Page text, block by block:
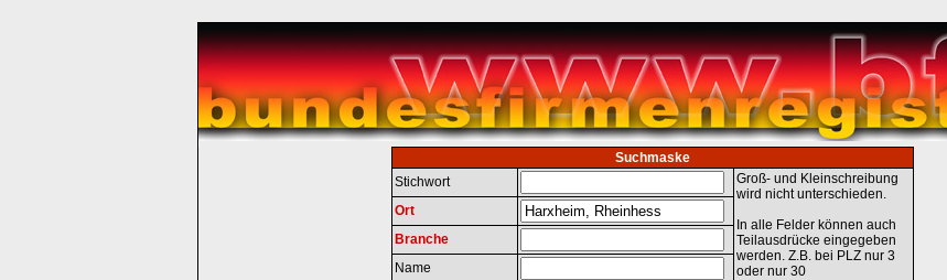
Suchmaske
Stichwort
Groß- und Kleinschreibung
wird nicht unterschieden.
In alle Felder können auch
Teilausdrücke eingegeben
werden. Z.B. bei PLZ nur 3
oder nur 30
Ort
Branche
Name